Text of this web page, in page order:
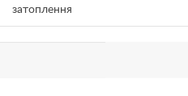
затоплення